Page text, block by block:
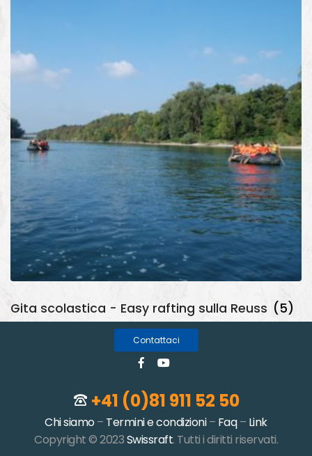
Gita scolastica - Easy rafting sulla Reuss (5)
Contattaci
+41 (0)81 911 52 50
Chi siamo– Termini e condizioni– Faq– Link
Copyright © 2023Swissraft. Tutti i diritti riservati.